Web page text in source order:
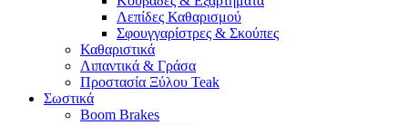
Λεπίδες Καθαρισμού
Σφουγγαρίστρες & Σκούπες
Καθαριστικά
Λιπαντικά & Γράσα
Προστασία Ξύλου Teak
Σωστικά
Boom Brakes